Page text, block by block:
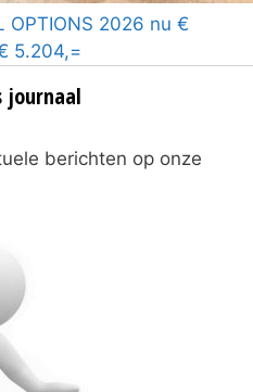
OPTIONS 2026 nu €
5.204,=
journaal
berichten op onze